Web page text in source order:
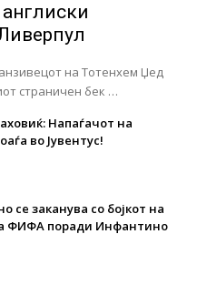
на Тотенхем Џед
страничен бек …
Напаѓачот на
во Јувентус!
се заканува со бојкот на
ФИФА поради Инфантино